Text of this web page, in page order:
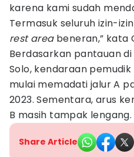
karena kami sudah
Termasuk seluruh izin-
rest areabeneran,” kata
Berdasarkan pantauan
Solo, kendaraan
mulai memadati jalur A
2023. Sementara, arus
B masih tampak lengang.
Share Article